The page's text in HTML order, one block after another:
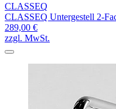
CLASSEQ
CLASSEQ Untergestell 2-
289,00 €
zzgl. MwSt.